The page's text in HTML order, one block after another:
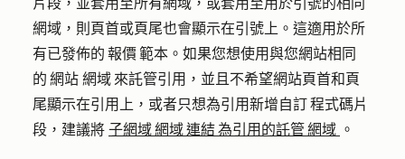
片段，並套用至所有網域，或套用至用於引號的相同
網域，則頁首或頁尾也會顯示在引號上。這適用於所
有已發佈的 報價 範本。如果您想使用與您網站相同
的 網站 網域 來託管引用，並且不希望網站頁首和頁
尾顯示在引用上，或者只想為引用新增自訂 程式碼片
段，建議將 子網域 網域 連結 為引用的託管 網域 。